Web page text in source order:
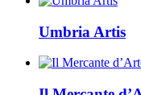
Umbria Artis